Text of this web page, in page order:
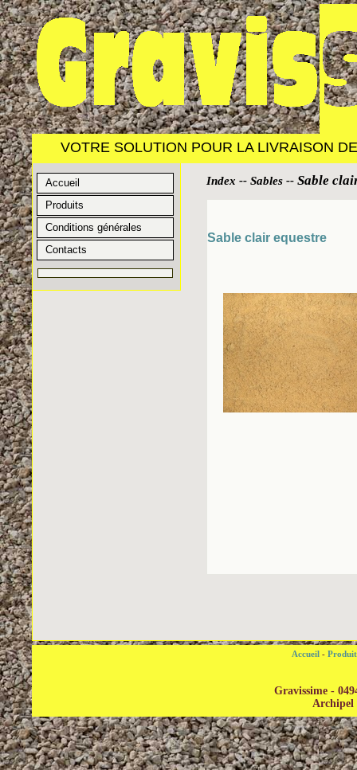
VOTRE SOLUTION POUR LA LIVRAISON
Accueil
Produits
Conditions générales
Contacts
Index -- Sables -- Sable
Sable clair equestre
Accueil -
Gravissime -
Archipel